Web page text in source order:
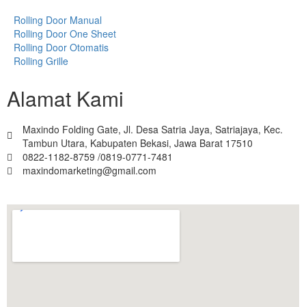
Rolling Door Manual
Rolling Door One Sheet
Rolling Door Otomatis
Rolling Grille
Alamat Kami
Maxindo Folding Gate, Jl. Desa Satria Jaya, Satriajaya, Kec.
Tambun Utara, Kabupaten Bekasi, Jawa Barat 17510
0822-1182-8759 /0819-0771-7481
maxindomarketing@gmail.com